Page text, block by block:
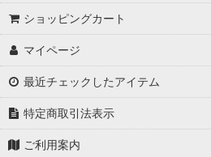
ショッピングカート
マイページ
最近チェックしたアイテム
特定商取引法表示
ご利用案内